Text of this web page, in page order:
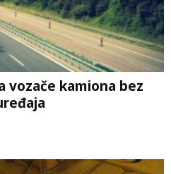
vozače kamiona bez